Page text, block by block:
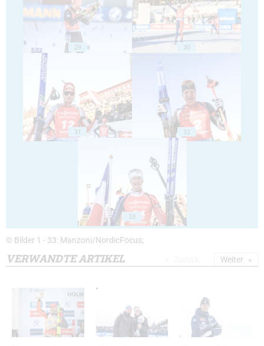
29 30
31 32
33
© Bilder 1 - 33: Manzoni/NordicFocus;
VERWANDTE ARTIKEL Weiter